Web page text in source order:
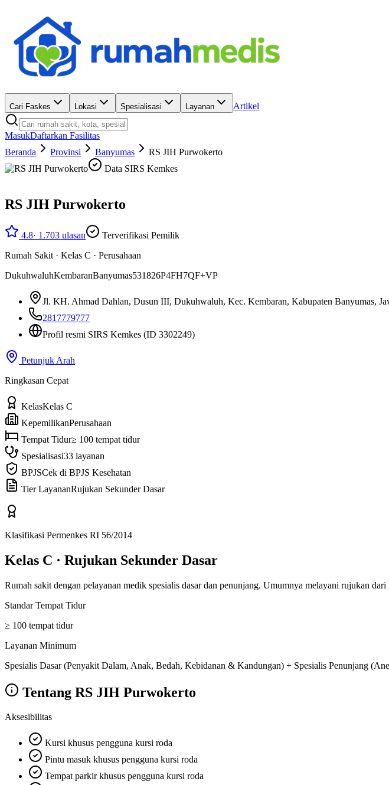
Cari Faskes Lokasi Spesialisasi Layanan Artikel
MasukDaftarkan Fasilitas
Beranda
Provinsi Banyumas
RS JIH Purwokerto
Data SIRS Kemkes
RS JIH Purwokerto
4.8· 1.703 ulasan
Terverifikasi Pemilik
Rumah Sakit · Kelas C · Perusahaan
DukuhwaluhKembaranBanyumas531826P4FH7QF+VP
Jl. KH. Ahmad Dahlan, Dusun III, Dukuhwaluh, Kec. Kembaran, Kabupaten Banyumas,
2817779777
Profil resmi SIRS Kemkes (ID 3302249)
Petunjuk Arah
Ringkasan Cepat
KelasKelas C
KepemilikanPerusahaan
Tempat Tidur≥ 100 tempat tidur
Spesialisasi33 layanan
BPJSCek di BPJS Kesehatan
Tier LayananRujukan Sekunder Dasar
Klasifikasi Permenkes RI 56/2014
Kelas C · Rujukan Sekunder Dasar
Rumah sakit dengan pelayanan medik spesialis dasar dan penunjang. Umumnya melayani rujukan
Standar Tempat Tidur
≥ 100 tempat tidur
Layanan Minimum
Spesialis Dasar (Penyakit Dalam, Anak, Bedah, Kebidanan & Kandungan) + Spesialis Penunjang
Tentang RS JIH Purwokerto
Aksesibilitas
Kursi khusus pengguna kursi roda
Pintu masuk khusus pengguna kursi roda
Tempat parkir khusus pengguna kursi roda